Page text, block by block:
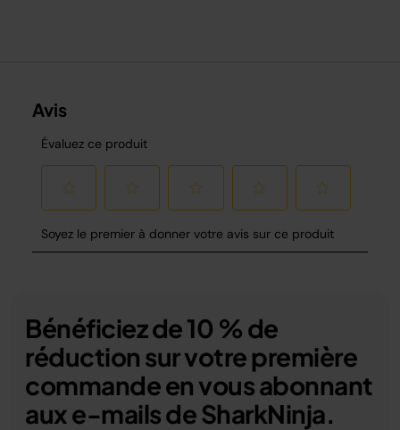
Bénéficiez de 10 % de
réduction sur votre première
commande en vous abonnant
aux e-mails de SharkNinja.